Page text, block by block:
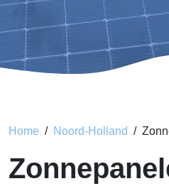
Home Noord-Holland